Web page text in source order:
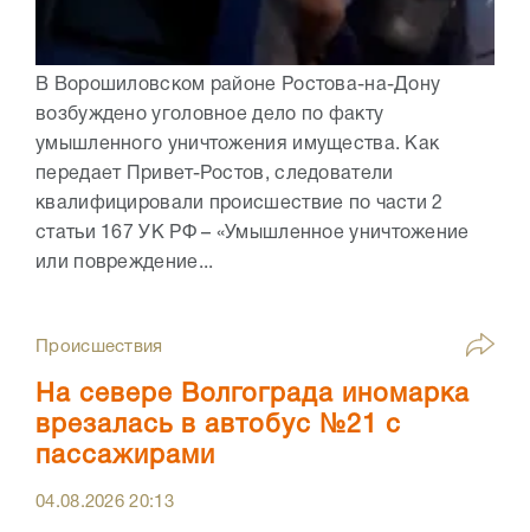
В Ворошиловском районе Ростова-на-Дону
возбуждено уголовное дело по факту
умышленного уничтожения имущества. Как
передает Привет-Ростов, следователи
квалифицировали происшествие по части 2
статьи 167 УК РФ – «Умышленное уничтожение
или повреждение...
Происшествия
На севере Волгограда иномарка
врезалась в автобус №21 с
пассажирами
04.08.202620:13